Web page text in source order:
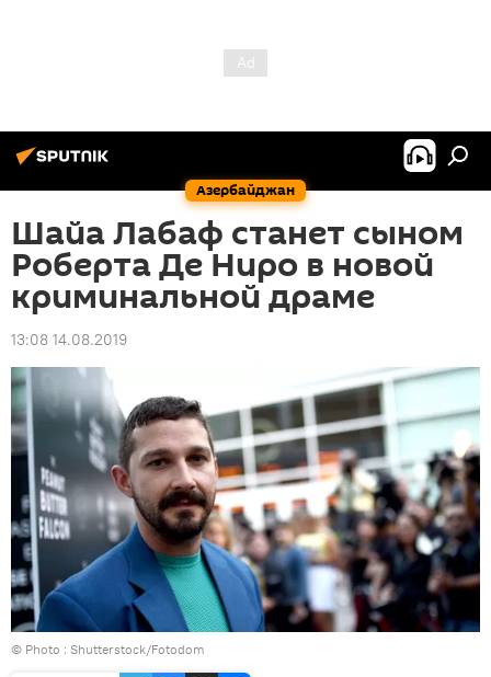
Азербайджан
Шайа Лабаф станет сыном
Роберта Де Ниро в новой
криминальной драме
13:08 14.08.2019
© Photo : Shutterstock/Fotodom